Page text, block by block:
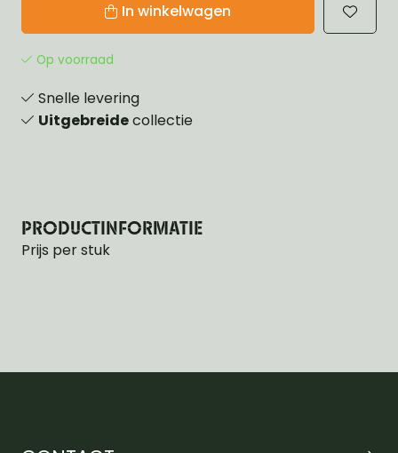
In winkelwagen
Op voorraad
Snelle levering
Uitgebreidecollectie
PRODUCTINFORMATIE
Prijs per stuk